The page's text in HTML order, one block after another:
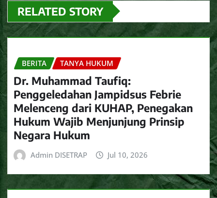
RELATED STORY
BERITA TANYA HUKUM
Dr. Muhammad Taufiq:
Penggeledahan Jampidsus Febrie
Melenceng dari KUHAP, Penegakan
Hukum Wajib Menjunjung Prinsip
Negara Hukum
Admin DISETRAP Jul 10, 2026